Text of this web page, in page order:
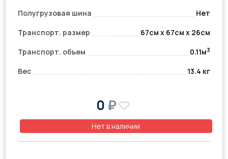
Полугрузовая шина
Нет
Транспорт. размер
67см x 67см x 26см
Транспорт. объем
0.11м3
Вес 13.4 кг
0₽
Нет в наличии